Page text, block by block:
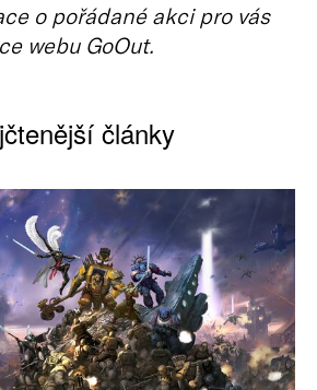
o pořádané akci pro vás
webu GoOut.
články